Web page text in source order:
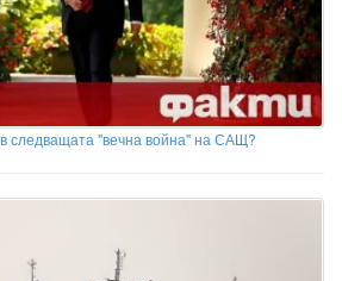
следващата "вечна война" на САЩ?